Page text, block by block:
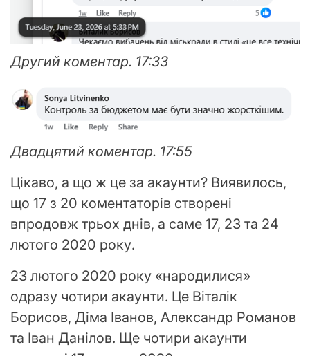
Другий коментар. 17:33
Двадцятий коментар. 17:55
Цікаво, а що ж це за акаунти? Виявилось,
що 17 з 20 коментаторів створені
впродовж трьох днів, а саме 17, 23 та 24
лютого 2020 року.
23 лютого 2020 року «народилися»
одразу чотири акаунти. Це Віталік
Борисов, Діма Іванов, Александр Романов
та Іван Данілов. Ще чотири акаунти